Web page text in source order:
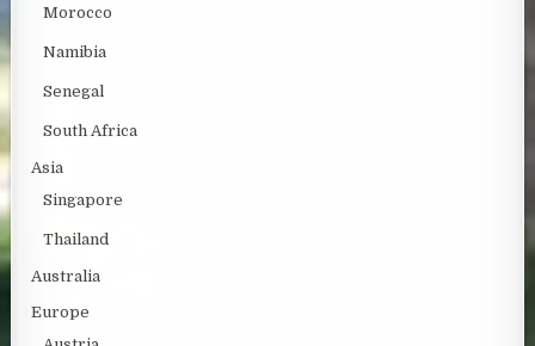
Morocco
Namibia
Senegal
South Africa
Asia
Singapore
Thailand
Australia
Europe